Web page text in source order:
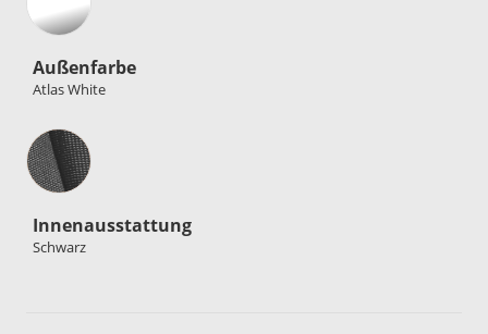
Außenfarbe
Atlas White
Innenausstattung
Innenausstattung
Schwarz